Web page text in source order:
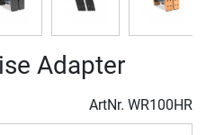
Adapter
ArtNr. WR100HR